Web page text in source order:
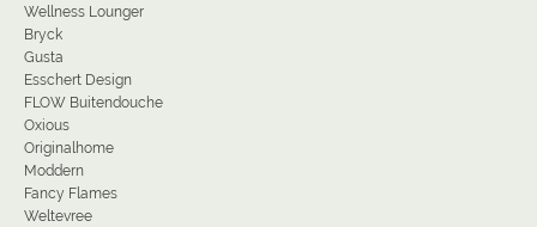
Wellness Lounger
Bryck
Gusta
Esschert Design
FLOW Buitendouche
Oxious
Originalhome
Moddern
Fancy Flames
Weltevree